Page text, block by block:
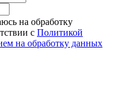
на обработку
с Политикой
на обработку данных